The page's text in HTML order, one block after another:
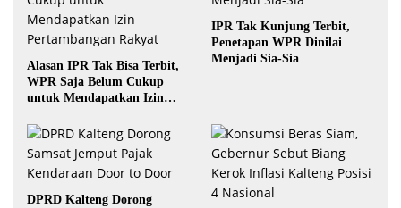
Alasan IPR Tak Bisa Terbit,
WPR Saja Belum Cukup
untuk Mendapatkan Izin
IPR Tak Kunjung Terbit,
Penetapan WPR Dinilai
Menjadi Sia-Sia
DPRD Kalteng Dorong